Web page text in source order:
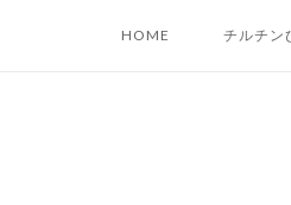
HOME チルチン